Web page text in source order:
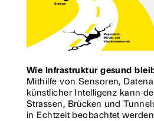
Wie Infrastruktur gesund
Mithilfe von Sensoren,
künstlicher Intelligenz kann
Strassen, Brücken und
in Echtzeit beobachtet